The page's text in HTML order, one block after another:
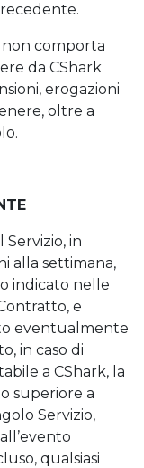
non comporta
da CShark
erogazioni
oltre a
in
alla settimana,
indicato nelle
e
eventualmente
in caso di
a CShark, la
superiore a
Servizio,
qualsiasi